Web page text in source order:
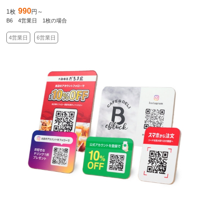
1枚 990円～
B6 4営業日 1枚の場合
4営業日 6営業日